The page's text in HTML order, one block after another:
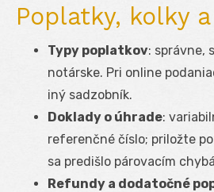
Poplatky, kolky
Typy poplatkov: správne,
notárske. Pri online
iný sadzobník.
Doklady o úhrade:
referenčné číslo; priložte
sa predišlo párovacím
Refundy a dodatočné